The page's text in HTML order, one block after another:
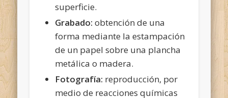
superficie.
Grabado: obtención de una
forma mediante la estampación
de un papel sobre una plancha
metálica o madera.
Fotografía: reproducción, por
medio de reacciones químicas